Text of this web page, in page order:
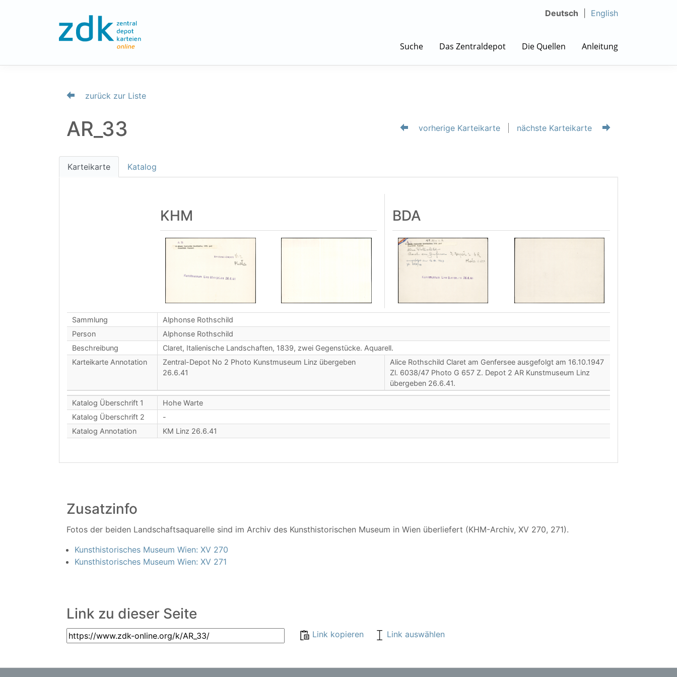
Deutsch English
Suche Das Zentraldepot Die Quellen Anleitung
zurück zur Liste
AR_33 vorherige Karteikarte nächste Karteikarte
Karteikarte Katalog
KHM BDA
Sammlung
Alphonse Rothschild
Person
Alphonse Rothschild
Beschreibung
Claret, Italienische Landschaften, 1839, zwei Gegenstücke. Aquarell.
Karteikarte Annotation
Zentral-Depot No 2 Photo Kunstmuseum Linz übergeben
26.6.41
Alice Rothschild Claret am Genfersee ausgefolgt am 16.10.1947
Zl. 6038/47 Photo G 657 Z. Depot 2 AR Kunstmuseum Linz
übergeben 26.6.41.
Katalog Überschrift 1
Hohe Warte
Katalog Überschrift 2
-
Katalog Annotation
KM Linz 26.6.41
Zusatzinfo
Fotos der beiden Landschaftsaquarelle sind im Archiv des Kunsthistorischen Museum in Wien überliefert (KHM-Archiv, XV 270, 271).
Kunsthistorisches Museum Wien: XV 270
Kunsthistorisches Museum Wien: XV 271
Link zu dieser Seite
Link kopieren Link auswählen